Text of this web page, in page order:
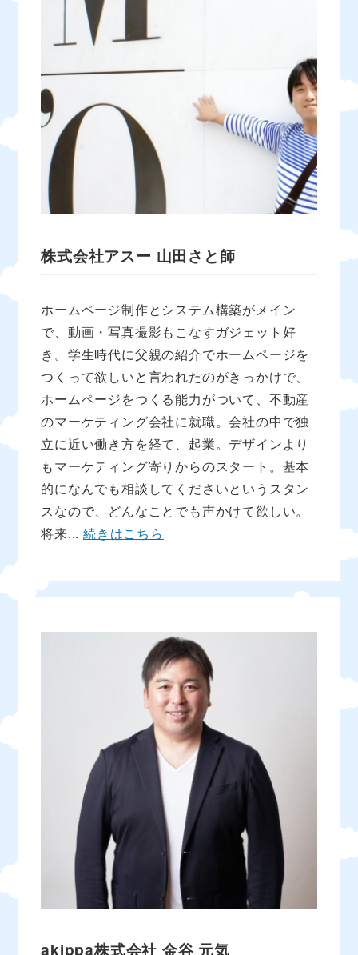
株式会社アスー 山田さと師
ホームページ制作とシステム構築がメイン
で、動画・写真撮影もこなすガジェット好
き。学生時代に父親の紹介でホームページを
つくって欲しいと言われたのがきっかけで、
ホームページをつくる能力がついて、不動産
のマーケティング会社に就職。会社の中で独
立に近い働き方を経て、起業。デザインより
もマーケティング寄りからのスタート。基本
的になんでも相談してくださいというスタン
スなので、どんなことでも声かけて欲しい。
将来...続きはこちら
akippa株式会社 金谷 元気